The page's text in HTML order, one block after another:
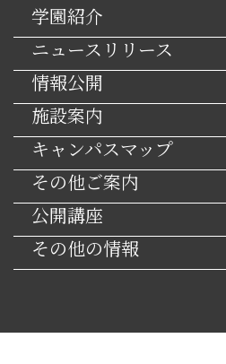
学園紹介
ニュースリリース
情報公開
施設案内
キャンパスマップ
その他ご案内
公開講座
その他の情報